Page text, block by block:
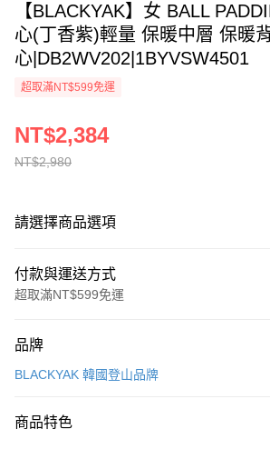
【BLACKYAK】女 BALL
心(丁香紫)輕量 保暖中層 保暖
心|DB2WV202|1BYVSW4501
超取滿NT$599免運
NT$2,980
NT$2,384
請選擇商品選項
付款與運送方式
超取滿NT$599免運
信用卡一次付款
LINE Pay
品牌
BLACKYAK 韓國登山品牌
商品特色